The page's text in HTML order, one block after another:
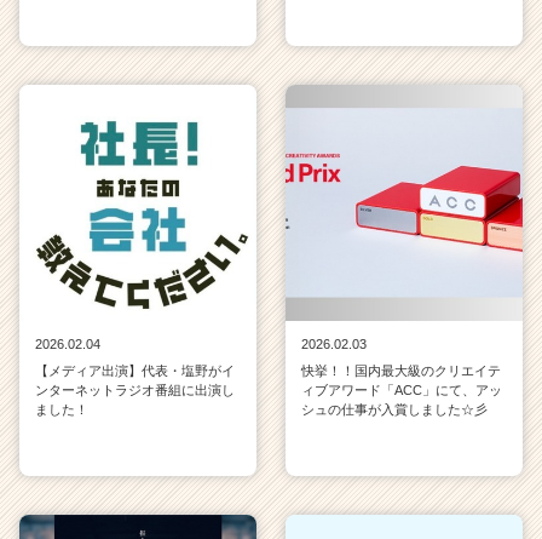
2026.02.04
【メディア出演】代表・塩野がイ
ンターネットラジオ番組に出演し
ました！
2026.02.03
快挙！！国内最大級のクリエイテ
ィブアワード「ACC」にて、アッ
シュの仕事が入賞しました☆彡